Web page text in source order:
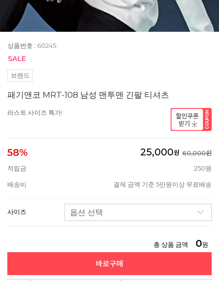
상품번호 : 60245
브랜드
패기앤코 MRT-108 남성 맨투맨 긴팔 티셔츠
라스트 사이즈 특가!
58% 25,000원 60,000원
적립금
250원
배송비 결제 금액 기준 5만원이상 무료배송
사이즈
총 상품 금액 0원
바로구매